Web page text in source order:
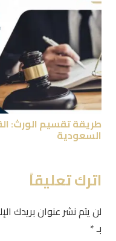
طريقة تقسيم الورث:
السعودية
اترك تعليقاً
لن يتم نشر عنوان بريدك
بـ*